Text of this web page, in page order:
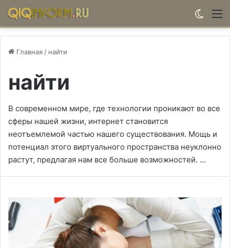
Главная / найти
найти
В современном мире, где технологии проникают во все
сферы нашей жизни, интернет становится
неотъемлемой частью нашего существования. Мощь и
потенциал этого виртуального пространства неуклонно
растут, предлагая нам все больше возможностей. …